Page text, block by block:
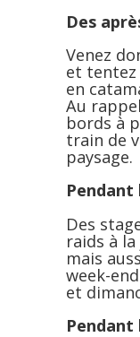
Des
Venez
et tentez
en
Au
bords à
train de
paysage.
Pendant
Des
raids à
mais
week-
et
Pendant